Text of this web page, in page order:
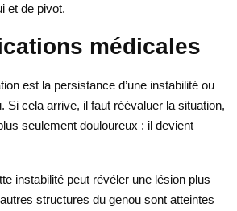
et de pivot.
médicales
est la persistance d’une instabilité ou
Si cela arrive, il faut réévaluer la situation,
seulement douloureux : il devient
instabilité peut révéler une lésion plus
structures du genou sont atteintes